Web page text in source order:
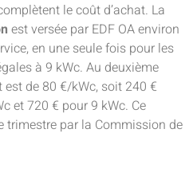
le coût d’achat. La
est versée par EDF OA environ
en une seule fois pour les
à 9 kWc. Au deuxième
de 80 €/kWc, soit 240 €
et 720 € pour 9 kWc. Ce
trimestre par la Commission de